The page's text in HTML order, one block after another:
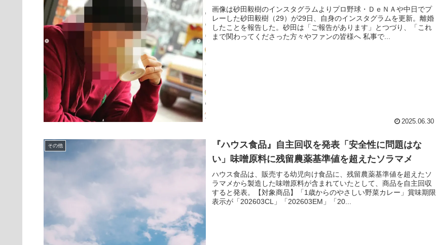
画像は砂田毅樹のインスタグラムよりプロ野球・ＤｅＮＡや中日でプ
レーした砂田毅樹（29）が29日、自身のインスタグラムを更新。離婚
したことを報告した。砂田は「ご報告があります」とつづり、「これ
まで関わってくださった方々やファンの皆様へ 私事で...
2025.06.30
その他
『ハウス食品』自主回収を発表「安全性に問題はな
い」味噌原料に残留農薬基準値を超えたソラマメ
ハウス食品は、販売する幼児向け食品に、残留農薬基準値を超えたソ
ラマメから製造した味噌原料が含まれていたとして、商品を自主回収
すると発表。【対象商品】「1歳からのやさしい野菜カレー」賞味期限
表示が「202603CL」「202603EM」「20...